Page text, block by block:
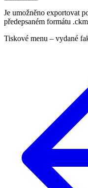
Je umožněno exportovat
předepsaném formátu
Tiskové menu – vydané